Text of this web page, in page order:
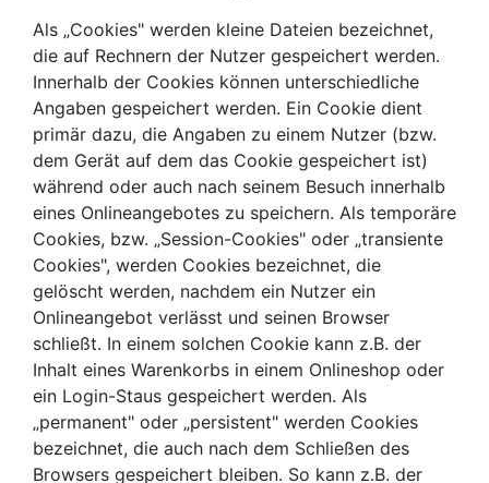
Als „Cookies" werden kleine Dateien bezeichnet,
die auf Rechnern der Nutzer gespeichert werden.
Innerhalb der Cookies können unterschiedliche
Angaben gespeichert werden. Ein Cookie dient
primär dazu, die Angaben zu einem Nutzer (bzw.
dem Gerät auf dem das Cookie gespeichert ist)
während oder auch nach seinem Besuch innerhalb
eines Onlineangebotes zu speichern. Als temporäre
Cookies, bzw. „Session-Cookies" oder „transiente
Cookies", werden Cookies bezeichnet, die
gelöscht werden, nachdem ein Nutzer ein
Onlineangebot verlässt und seinen Browser
schließt. In einem solchen Cookie kann z.B. der
Inhalt eines Warenkorbs in einem Onlineshop oder
ein Login-Staus gespeichert werden. Als
„permanent" oder „persistent" werden Cookies
bezeichnet, die auch nach dem Schließen des
Browsers gespeichert bleiben. So kann z.B. der